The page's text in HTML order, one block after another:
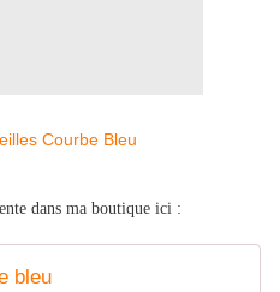
dans ma boutique ici :
bleu